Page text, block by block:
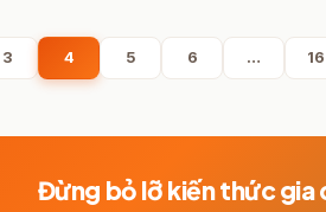
3 4 5 6 … 16
Đừng bỏ lỡ kiến thức gia